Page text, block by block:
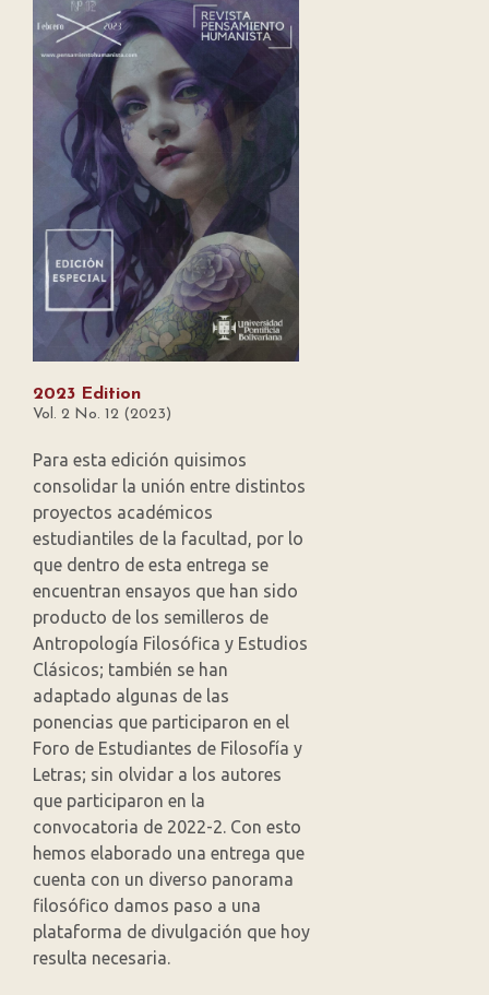
2023 Edition
Vol. 2 No. 12 (2023)
Para esta edición quisimos
consolidar la unión entre distintos
proyectos académicos
estudiantiles de la facultad, por lo
que dentro de esta entrega se
encuentran ensayos que han sido
producto de los semilleros de
Antropología Filosófica y Estudios
Clásicos; también se han
adaptado algunas de las
ponencias que participaron en el
Foro de Estudiantes de Filosofía y
Letras; sin olvidar a los autores
que participaron en la
convocatoria de 2022-2. Con esto
hemos elaborado una entrega que
cuenta con un diverso panorama
filosófico damos paso a una
plataforma de divulgación que hoy
resulta necesaria.